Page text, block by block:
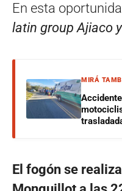
En esta
latin group Ajiaco
MIRÁ
El fogón se